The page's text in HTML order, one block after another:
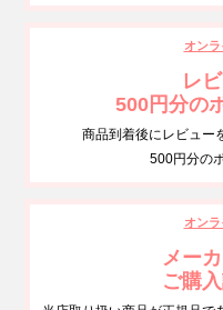
オン
レ
500円分の
商品到着後にレビュー
500円分の
オン
メー
ご購